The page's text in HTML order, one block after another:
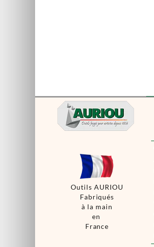
Outils AURIOU
Fabriqués
à la main
en
France